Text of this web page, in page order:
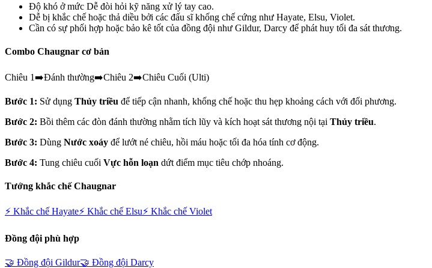
Độ khó ở mức Dễ đòi hỏi kỹ năng xử lý tay cao.
Dễ bị khắc chế hoặc thả diều bởi các đấu sĩ khống chế cứng như Hayate, Elsu, Violet.
Cần có sự phối hợp hoặc bảo kê tốt của đồng đội như Gildur, Darcy để phát huy tối đa sát thương.
Combo Chaugnar cơ bản
Chiêu 1➡️Đánh thường➡️Chiêu 2➡️Chiêu Cuối (Ulti)
Bước 1: Sử dụng Thủy triều để tiếp cận nhanh, khống chế hoặc thu hẹp khoảng cách với đối phương.
Bước 2: Bồi thêm các đòn đánh thường nhằm tích lũy và kích hoạt sát thương nội tại Thủy triều.
Bước 3: Dùng Nước xoáy để lướt né chiêu, hồi máu hoặc tối đa hóa tính cơ động.
Bước 4: Tung chiêu cuối Vực hỗn loạn dứt điểm mục tiêu chớp nhoáng.
Tướng khắc chếChaugnar
⚡ Khắc chế Hayate⚡ Khắc chế Elsu⚡ Khắc chế Violet
Đồng đội phù hợp
🤝 Đồng đội Gildur🤝 Đồng đội Darcy